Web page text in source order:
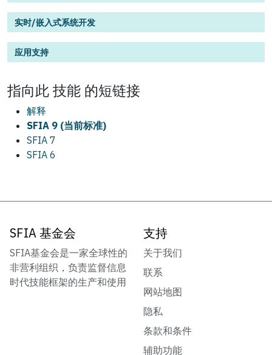
实时/嵌入式系统开发
应用支持
指向此 技能 的短链接
解释
SFIA 9 (当前标准)
SFIA 7
SFIA 6
SFIA 基金会
SFIA基金会是一家全球性的
非营利组织，负责监督信息
时代技能框架的生产和使用
支持
关于我们
联系
网站地图
隐私
条款和条件
辅助功能